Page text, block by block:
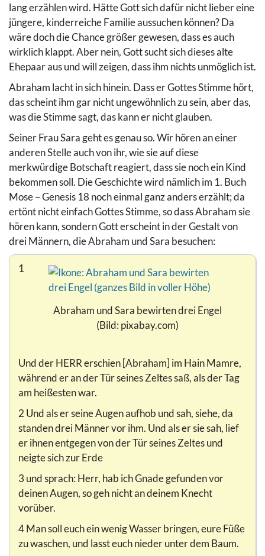
lang erzählen wird. Hätte Gott sich dafür nicht lieber eine
jüngere, kinderreiche Familie aussuchen können? Da
wäre doch die Chance größer gewesen, dass es auch
wirklich klappt. Aber nein, Gott sucht sich dieses alte
Ehepaar aus und will zeigen, dass ihm nichts unmöglich ist.
Abraham lacht in sich hinein. Dass er Gottes Stimme hört,
das scheint ihm gar nicht ungewöhnlich zu sein, aber das,
was die Stimme sagt, das kann er nicht glauben.
Seiner Frau Sara geht es genau so. Wir hören an einer
anderen Stelle auch von ihr, wie sie auf diese
merkwürdige Botschaft reagiert, dass sie noch ein Kind
bekommen soll. Die Geschichte wird nämlich im 1. Buch
Mose – Genesis 18 noch einmal ganz anders erzählt; da
ertönt nicht einfach Gottes Stimme, so dass Abraham sie
hören kann, sondern Gott erscheint in der Gestalt von
drei Männern, die Abraham und Sara besuchen:
Abraham und Sara bewirten drei Engel
(Bild: pixabay.com)
1
Und der HERR erschien [Abraham] im Hain Mamre,
während er an der Tür seines Zeltes saß, als der Tag
am heißesten war.
2 Und als er seine Augen aufhob und sah, siehe, da
standen drei Männer vor ihm. Und als er sie sah, lief
er ihnen entgegen von der Tür seines Zeltes und
neigte sich zur Erde
3 und sprach: Herr, hab ich Gnade gefunden vor
deinen Augen, so geh nicht an deinem Knecht
vorüber.
4 Man soll euch ein wenig Wasser bringen, eure Füße
zu waschen, und lasst euch nieder unter dem Baum.